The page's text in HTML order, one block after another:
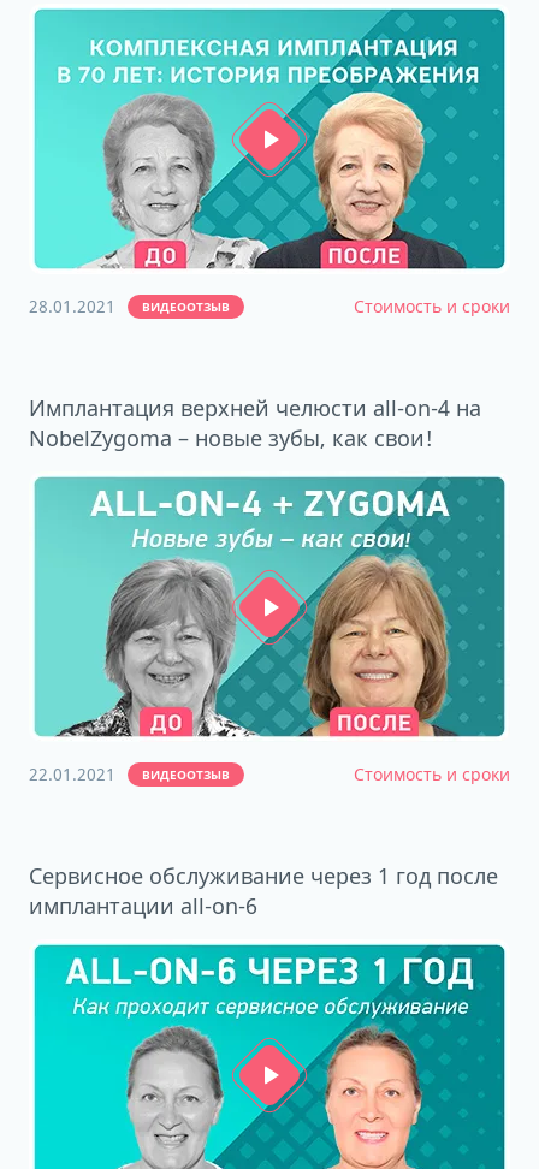
28.01.2021 ВИДЕООТЗЫВ Стоимость и сроки
Имплантация верхней челюсти all-on-4 на
NobelZygoma – новые зубы, как свои!
22.01.2021 ВИДЕООТЗЫВ Стоимость и сроки
Сервисное обслуживание через 1 год после
имплантации all-on-6